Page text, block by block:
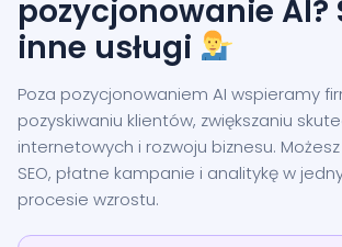
pozycjonowanie AI?
inne usługi
Poza pozycjonowaniem AI wspieramy
pozyskiwaniu klientów, zwiększaniu
internetowych i rozwoju biznesu. Możesz
SEO, płatne kampanie i analitykę w
procesie wzrostu.